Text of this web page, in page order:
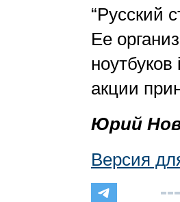
“Русский
Ее
акции
Юрий
Версия